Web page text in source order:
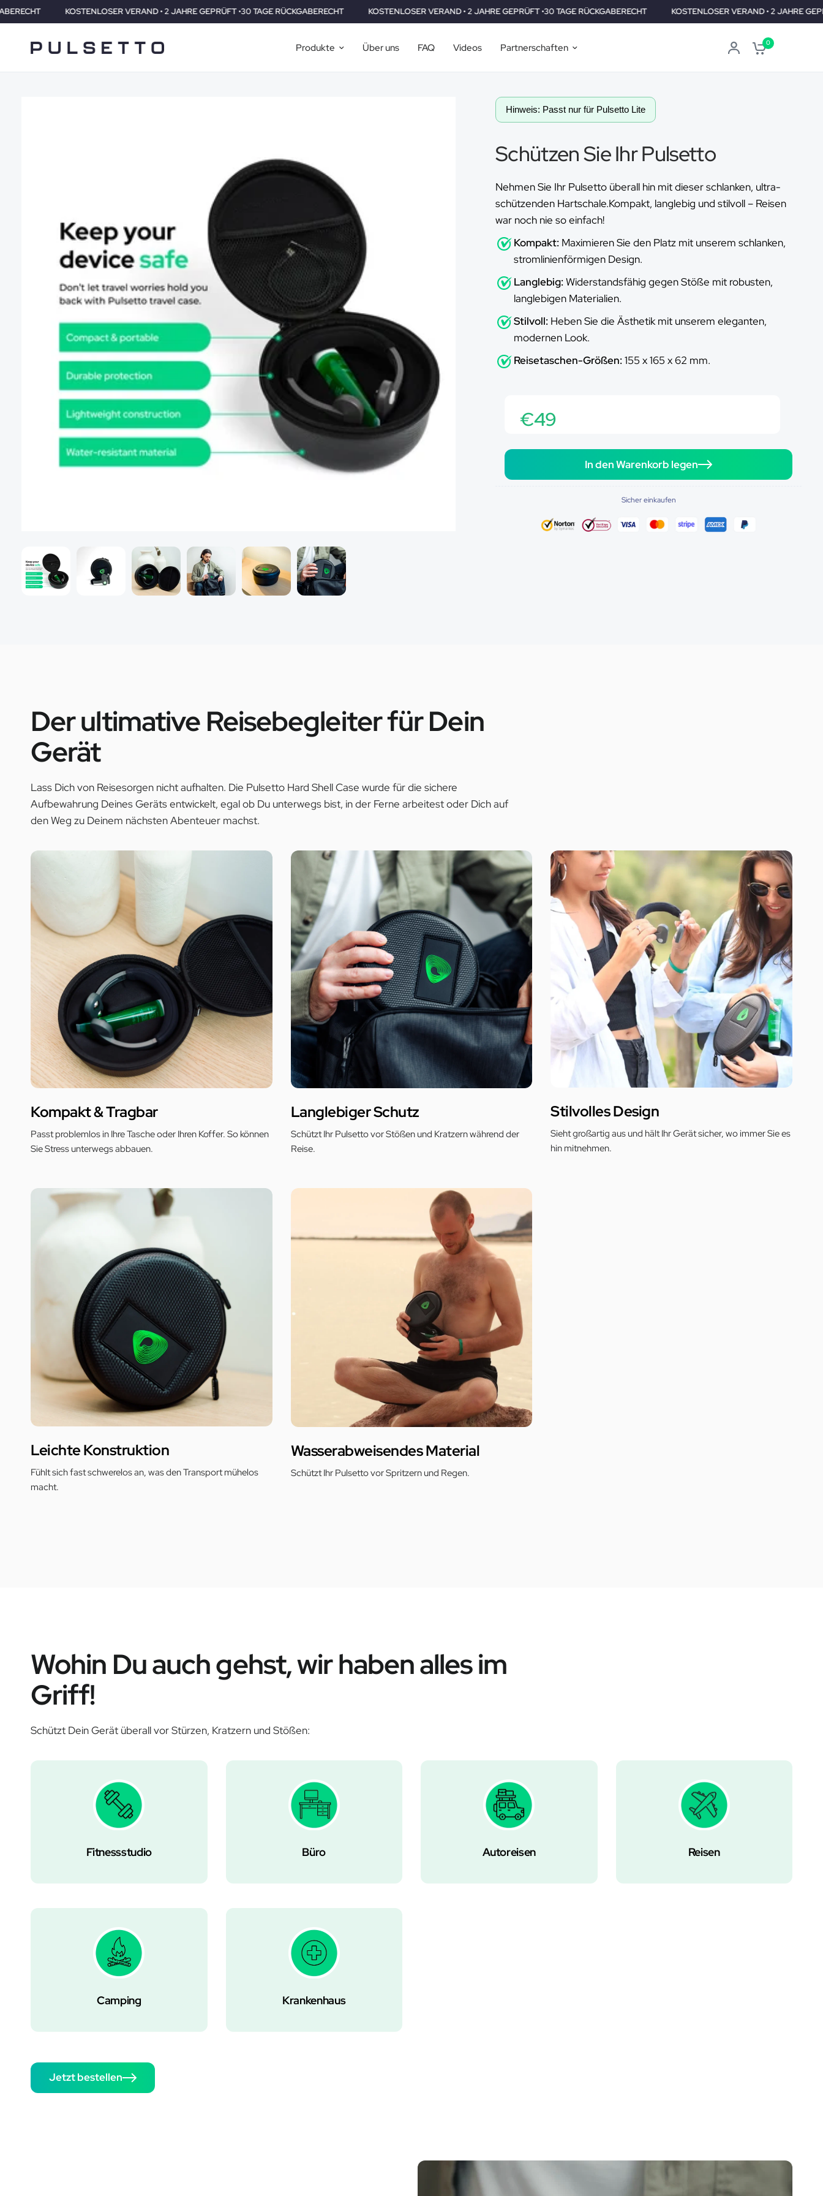
Ã
ƒ
Â
VERAND • 2 JAHRE GEPRÜFT •30 TAGE RÜCKGABERECHT KOSTENLOSER VERAND • 2 JAHRE GEPRÜFT •30 TAGE RÜCKGABERECHT KOSTENLOSER VERAND • 2 JAHRE GEPRÜFT •30 TAGE
Produkte Über uns FAQ Videos Partnerschaften 0
Hinweis: Passt nur für Pulsetto Lite
Schützen Sie Ihr Pulsetto
Nehmen Sie Ihr Pulsetto überall hin mit dieser schlanken, ultra-
schützenden Hartschale.Kompakt, langlebig und stilvoll – Reisen
war noch nie so einfach!
Kompakt: Maximieren Sie den Platz mit unserem schlanken,
stromlinienförmigen Design.
Langlebig:Widerstandsfähig gegen Stöße mit robusten,
langlebigen Materialien.
Stilvoll: Heben Sie die Ästhetik mit unserem eleganten,
modernen Look.
Reisetaschen-Größen:155 x 165 x 62 mm.
€49
In den Warenkorb legen
Sicher einkaufen
Der ultimative Reisebegleiter für Dein
Gerät
Lass Dich von Reisesorgen nicht aufhalten. Die Pulsetto Hard Shell Case wurde für die sichere
Aufbewahrung Deines Geräts entwickelt, egal ob Du unterwegs bist, in der Ferne arbeitest oder Dich auf
den Weg zu Deinem nächsten Abenteuer machst.
Kompakt & Tragbar
Passt problemlos in Ihre Tasche oder Ihren Koffer. So können
Sie Stress unterwegs abbauen.
Langlebiger Schutz
Schützt Ihr Pulsetto vor Stößen und Kratzern während der
Reise.
Stilvolles Design
Sieht großartig aus und hält Ihr Gerät sicher, wo immer Sie es
hin mitnehmen.
Leichte Konstruktion
Fühlt sich fast schwerelos an, was den Transport mühelos
macht.
Wasserabweisendes Material
Schützt Ihr Pulsetto vor Spritzern und Regen.
Wohin Du auch gehst, wir haben alles im
Griff!
Schützt Dein Gerät überall vor Stürzen, Kratzern und Stößen:
Fitnessstudio Büro Autoreisen Reisen
Camping Krankenhaus
Jetzt bestellen